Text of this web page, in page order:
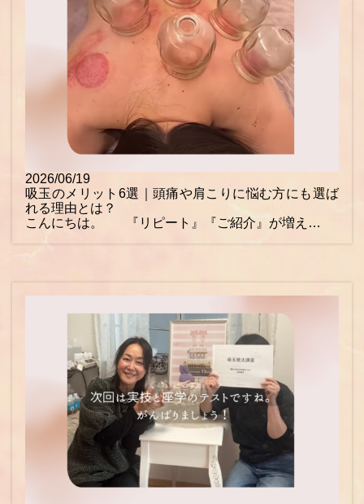
2026/06/19
吸玉のメリット6選｜頭痛や肩こりに悩む方にも選ば
れる理由とは？
こんにちは。 『リピート』『ご紹介』が増え…